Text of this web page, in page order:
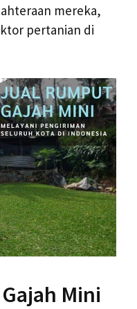
mereka,
pertanian di
Mini